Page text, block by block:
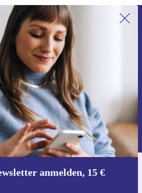
anmelden, 15 €
zum Newsletter anmelden,
kein Angebot mehr.
anfordern
personenbezogener Daten findest
.
dir die refurbed-App